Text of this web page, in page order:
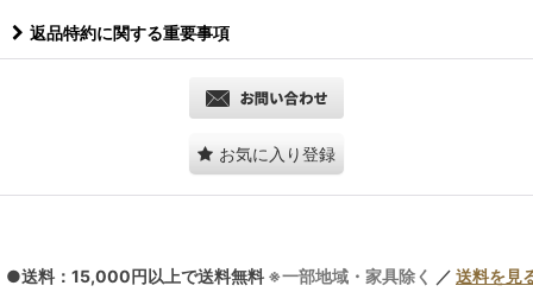
返品特約に関する重要事項
お気に入り登録
●送料：15,000円以上で送料無料 ※一部地域・家具除く ／ 送料を見